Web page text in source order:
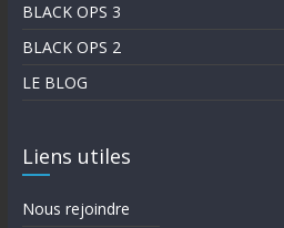
BLACK OPS 3
BLACK OPS 2
LE BLOG
Liens utiles
Nous rejoindre